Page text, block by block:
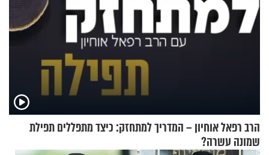
הרב רפאל אוחיון – המדריך למתחזק: כיצד מתפללים תפילת
שמונה עשרה?